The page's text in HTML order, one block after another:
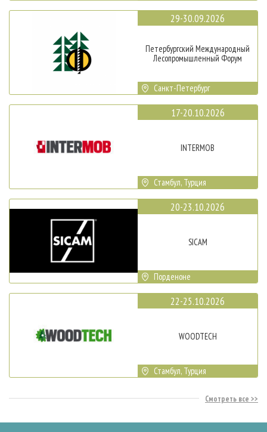
29-30.09.2026
Петербургский Международный
Лесопромышленный Форум
Санкт-Петербург
17-20.10.2026
INTERMOB
Стамбул, Турция
20-23.10.2026
SICAM
Порденоне
22-25.10.2026
WOODTECH
Стамбул, Турция
Смотреть все